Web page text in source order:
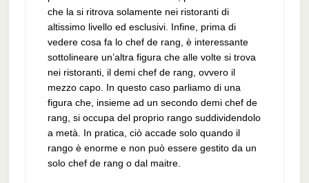
che la si ritrova solamente nei ristoranti di
altissimo livello ed esclusivi. Infine, prima di
vedere cosa fa lo chef de rang, è interessante
sottolineare un’altra figura che alle volte si trova
nei ristoranti, il demi chef de rang, ovvero il
mezzo capo. In questo caso parliamo di una
figura che, insieme ad un secondo demi chef de
rang, si occupa del proprio rango suddividendolo
a metà. In pratica, ciò accade solo quando il
rango è enorme e non può essere gestito da un
solo chef de rang o dal maitre.